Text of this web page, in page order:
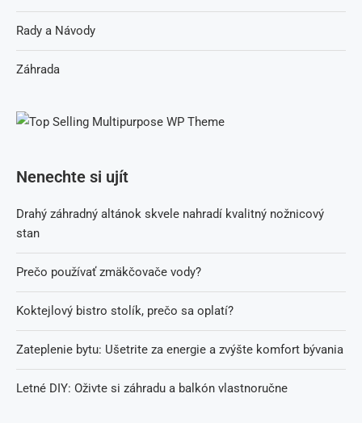
Nenechte si ujít
Drahý záhradný altánok skvele nahradí kvalitný nožnicový
stan
Prečo používať zmäkčovače vody?
Koktejlový bistro stolík, prečo sa oplatí?
Zateplenie bytu: Ušetrite za energie a zvýšte komfort bývania
Letné DIY: Oživte si záhradu a balkón vlastnoručne
Rady a Návody
Záhrada